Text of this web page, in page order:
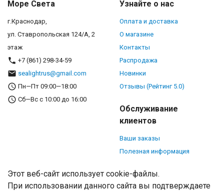
Море Света
г.Краснодар,
ул. Ставропольская 124/А, 2
этаж
+7 (861) 298-34-59
sealightrus@gmail.com
Пн—Пт 09:00—18:00
Сб—Вс с 10:00 до 16:00
Узнайте о нас
Оплата и доставка
О магазине
Контакты
Распродажа
Новинки
Отзывы (Рейтинг 5.0)
Обслуживание
клиентов
Ваши заказы
Полезная информация
Этот веб-сайт использует cookie-файлы.
При использовании данного сайта вы подтверждаете